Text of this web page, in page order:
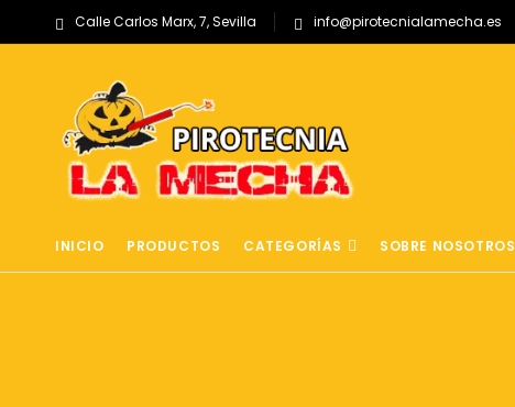
Calle Carlos Marx, 7, Sevilla info@pirotecnialamecha.es
INICIO PRODUCTOS CATEGORÍAS SOBRE NOSOTROS